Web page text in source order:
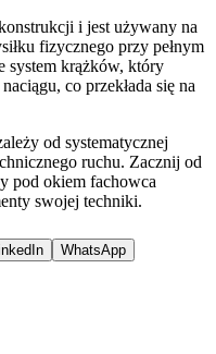
i jest używany na
fizycznego przy pełnym
system krążków, który
co przekłada się na
od systematycznej
ruchu. Zacznij od
pod okiem fachowca
swojej techniki.
WhatsApp